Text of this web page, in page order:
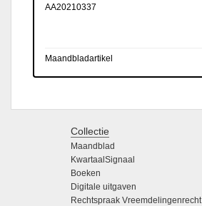
AA20210337
Maandbladartikel
Collectie
Maandblad
KwartaalSignaal
Boeken
Digitale uitgaven
Rechtspraak Vreemdelingenrecht